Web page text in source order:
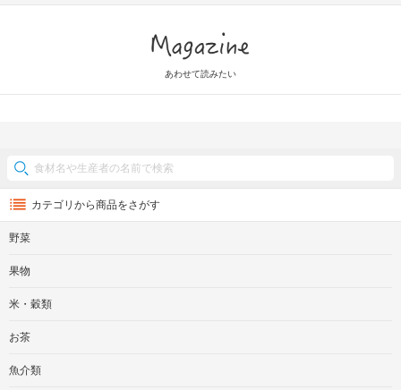
あわせて読みたい
カテゴリから商品をさがす
野菜
果物
米・穀類
お茶
魚介類